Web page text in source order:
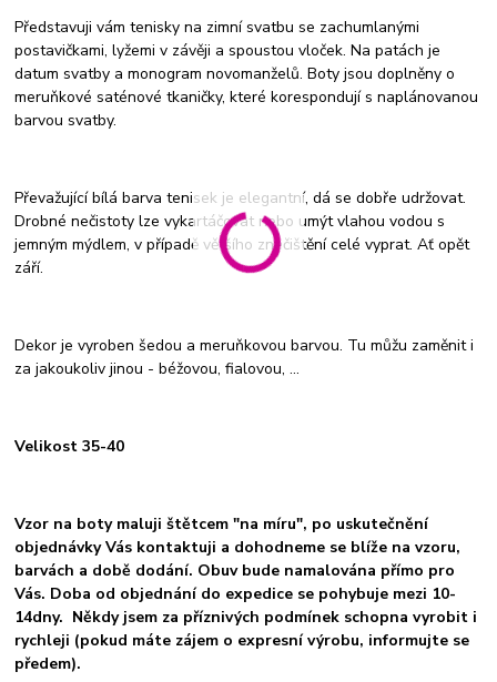
Představuji vám tenisky na zimní svatbu se zachumlanými
postavičkami, lyžemi v závěji a spoustou vloček. Na patách je
datum svatby a monogram novomanželů. Boty jsou doplněny o
meruňkové saténové tkaničky, které korespondují s naplánovanou
barvou svatby.
Převažující bílá barva tenisek je elegantní, dá se dobře udržovat.
Drobné nečistoty lze vykartáčovat nebo umýt vlahou vodou s
jemným mýdlem, v případě většího znečištění celé vyprat. Ať opět
září.
Dekor je vyroben šedou a meruňkovou barvou. Tu můžu zaměnit i
za jakoukoliv jinou - béžovou, fialovou, ...
Velikost 35-40
Vzor na boty maluji štětcem "na míru", po uskutečnění
objednávky Vás kontaktuji a dohodneme se blíže na vzoru,
barvách a době dodání. Obuv bude namalována přímo pro
Vás. Doba od objednání do expedice se pohybuje mezi 10-
14dny. Někdy jsem za příznivých podmínek schopna vyrobit i
rychleji (pokud máte zájem o expresní výrobu, informujte se
předem).